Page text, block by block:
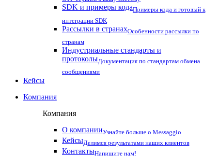
SDK и примеры кодаПримеры кода и готовый к
интеграции SDK
Рассылки в странахОсобенности рассылки по
странам
Индустриальные стандарты и
протоколыДокументация по стандартам обмена
сообщениями
Кейсы
Компания
Компания
О компанииУзнайте больше о Messaggio
КейсыДелимся результатами наших клиентов
КонтактыНапишите нам!